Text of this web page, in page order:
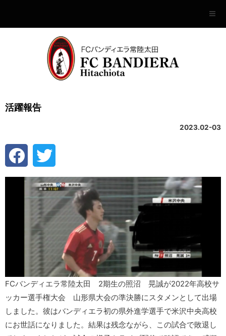
活躍報告
2023.02-03
FCバンディエラ常陸太田 2期生の照沼 晃誠が2022年高校サ
ッカー選手権大会 山形県大会の準決勝にスタメンとして出場
しました。彼はバンディエラ初の県外進学選手で米沢中央高校
にお世話になりました。結果は残念ながら、この試合で敗退し